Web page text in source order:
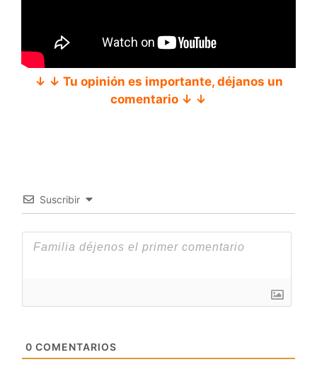
↓ ↓ Tu opinión es importante, déjanos un
comentario ↓ ↓
Suscribir
0 COMENTARIOS